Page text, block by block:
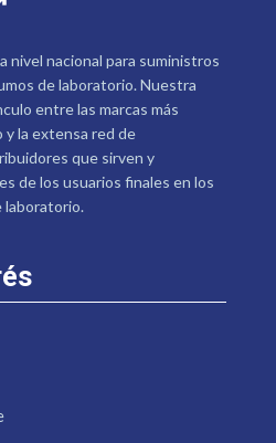
nivel nacional para suministros
de laboratorio. Nuestra
entre las marcas más
y la extensa red de
que sirven y
de los usuarios finales en los
laboratorio.